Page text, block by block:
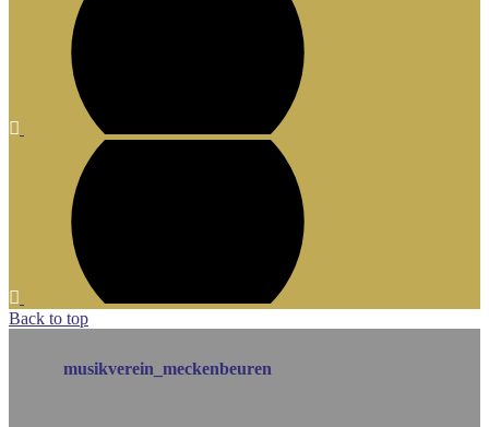
Back to top
musikverein_meckenbeuren